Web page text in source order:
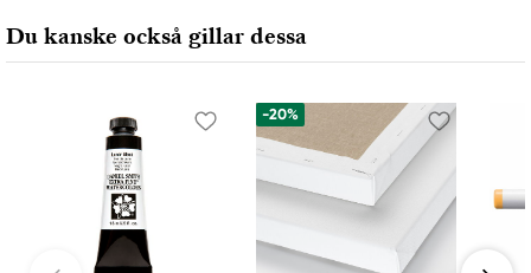
Du kanske också gillar dessa
-20%